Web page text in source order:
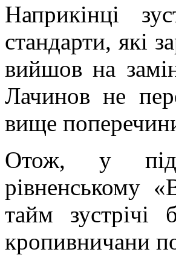
Наприкінці
стандарти, які
вийшов на
Лачинов не
вище
Отож, у
рівненському
тайм
кропивничани